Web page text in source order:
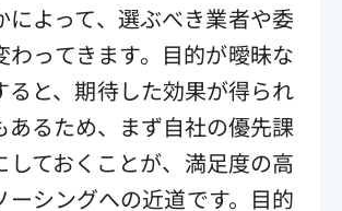
によって、選ぶべき業者や委
わってきます。目的が曖昧な
ると、期待した効果が得られ
あるため、まず自社の優先課
しておくことが、満足度の高
ーシングへの近道です。目的